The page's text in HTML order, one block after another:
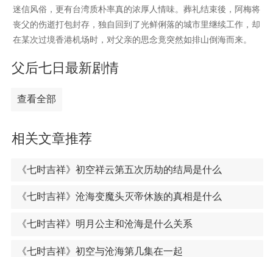
迷信风俗，更有台湾质朴率真的浓厚人情味。葬礼结束後，阿梅将
丧父的伤逝打包封存，独自回到了光鲜俐落的城市里继续工作，却
在某次过境香港机场时，对父亲的思念竟突然如排山倒海而来。
父后七日最新剧情
查看全部
相关文章推荐
《七时吉祥》初空祥云第五次历劫的结局是什么
《七时吉祥》沧海变魔头灭帝休族的真相是什么
《七时吉祥》明月公主和沧海是什么关系
《七时吉祥》初空与沧海第几集在一起